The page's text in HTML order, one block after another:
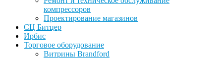
компрессоров
Проектирование магазинов
СЦ Битцер
Ирбис
Торговое оборудование
Витрины Brandford